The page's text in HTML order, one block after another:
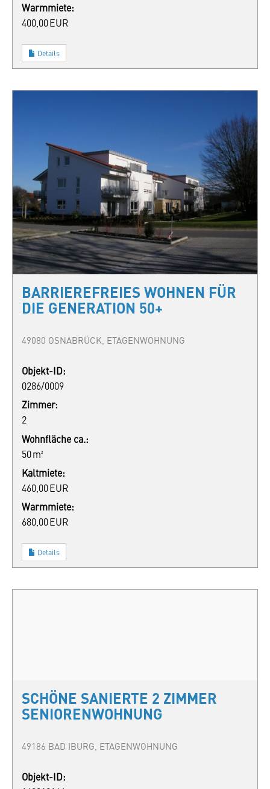
Warmmiete:
400,00 EUR
Details
BARRIEREFREIES WOHNEN FÜR
DIE GENERATION 50+
49080 OSNABRÜCK, ETAGENWOHNUNG
Objekt-ID:
0286/0009
Zimmer:
2
Wohnfläche ca.:
50 m²
Kaltmiete:
460,00 EUR
Warmmiete:
680,00 EUR
Details
SCHÖNE SANIERTE 2 ZIMMER
SENIORENWOHNUNG
49186 BAD IBURG, ETAGENWOHNUNG
Objekt-ID: